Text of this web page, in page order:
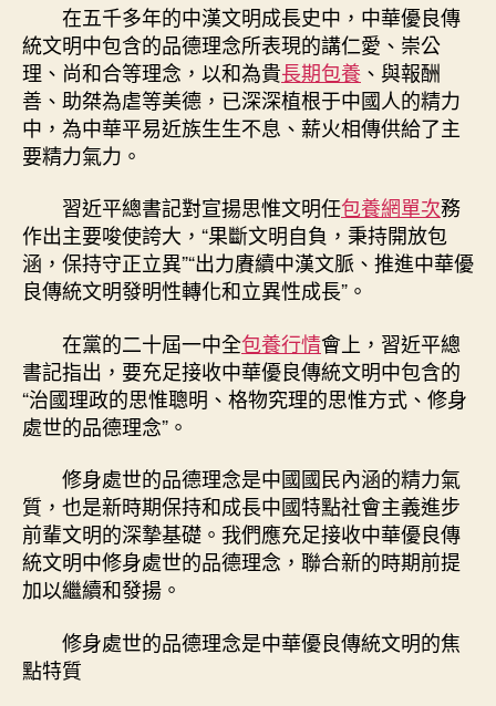
在五千多年的中漢文明成長史中，中華優良傳
統文明中包含的品德理念所表現的講仁愛、崇公
理、尚和合等理念，以和為貴長期包養 、與報酬
善、助桀為虐等美德，已深深植根于中國人的精力
中，為中華平易近族生生不息、薪火相傳供給了主
要精力氣力。
習近平總書記對宣揚思惟文明任包養網單次務
作出主要唆使誇大，“果斷文明自負，秉持開放包
涵，保持守正立異”“出力賡續中漢文脈、推進中華優
良傳統文明發明性轉化和立異性成長”。
在黨的二十屆一中全包養行情會上，習近平總
書記指出，要充足接收中華優良傳統文明中包含的
“治國理政的思惟聰明、格物究理的思惟方式、修身
處世的品德理念”。
修身處世的品德理念是中國國民內涵的精力氣
質，也是新時期保持和成長中國特點社會主義進步
前輩文明的深摯基礎。我們應充足接收中華優良傳
統文明中修身處世的品德理念，聯合新的時期前提
加以繼續和發揚。
修身處世的品德理念是中華優良傳統文明的焦
點特質